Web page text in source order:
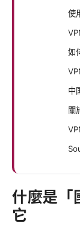
使
如
中
關
什麼是「
它